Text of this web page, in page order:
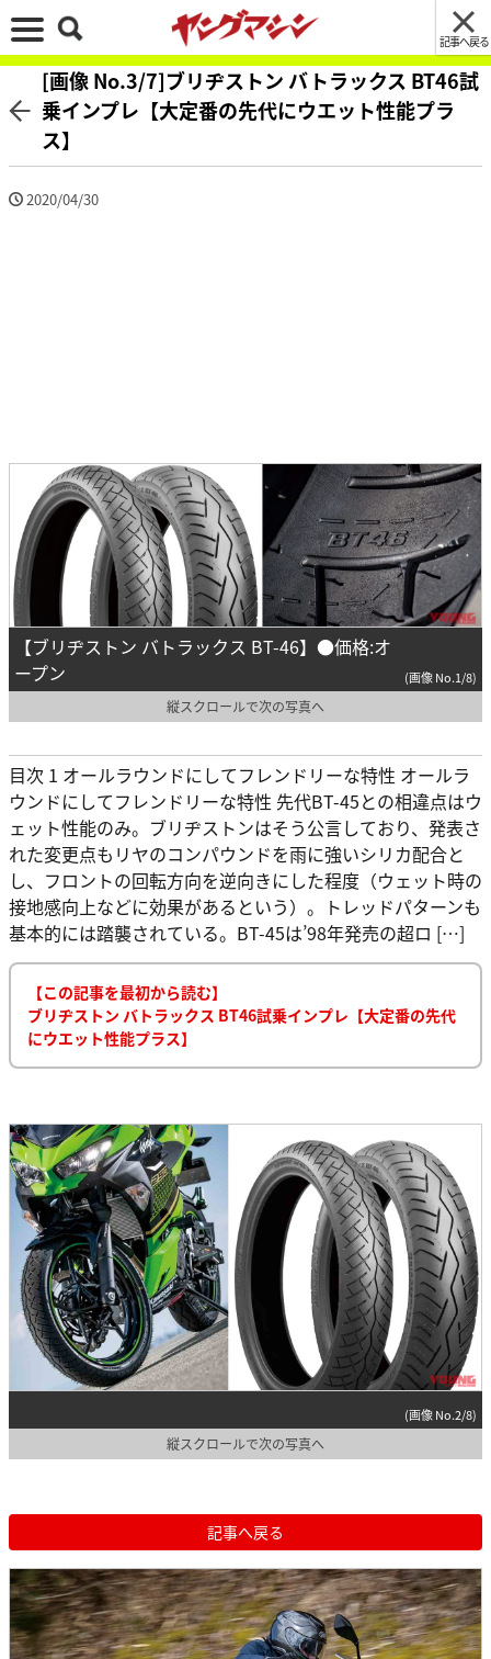
記事へ戻る
[画像 No.3/7]ブリヂストン バトラックス BT46試
乗インプレ【大定番の先代にウエット性能プラ
ス】
2020/04/30
【ブリヂストン バトラックス BT-46】●価格:オ
ープン
(画像 No.1/8)
縦スクロールで次の写真へ
目次 1 オールラウンドにしてフレンドリーな特性 オールラ
ウンドにしてフレンドリーな特性 先代BT-45との相違点はウ
ェット性能のみ。ブリヂストンはそう公言しており、発表さ
れた変更点もリヤのコンパウンドを雨に強いシリカ配合と
し、フロントの回転方向を逆向きにした程度（ウェット時の
接地感向上などに効果があるという）。トレッドパターンも
基本的には踏襲されている。BT-45は’98年発売の超ロ […]
【この記事を最初から読む】
ブリヂストン バトラックス BT46試乗インプレ【大定番の先代
にウエット性能プラス】
(画像 No.2/8)
縦スクロールで次の写真へ
記事へ戻る